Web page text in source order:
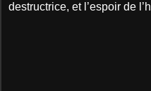
destructrice, et l’espoir de